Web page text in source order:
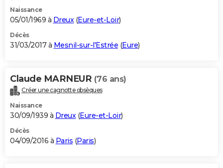
Naissance
05/01/1969 à Dreux(Eure-et-Loir)
Décès
31/03/2017 à Mesnil-sur-l'Estrée (Eure)
Claude MARNEUR (76 ans)
Créer une cagnotte obsèques
Naissance
30/09/1939 à Dreux(Eure-et-Loir)
Décès
04/09/2016 à Paris (Paris)